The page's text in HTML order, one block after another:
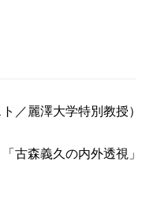
／麗澤大学特別教授）
「古森義久の内外透視」